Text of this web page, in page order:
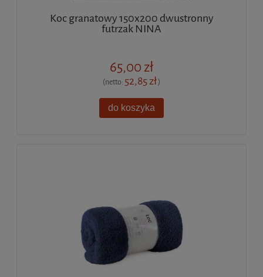
Koc granatowy 150x200 dwustronny
futrzak NINA
65,00 zł
(netto: 52,85 zł)
do koszyka